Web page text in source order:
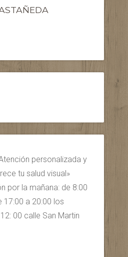
personalizada y
tu salud visual»
por la mañana: de 8:00
17:00 a 20:00 los
00 calle San Martin